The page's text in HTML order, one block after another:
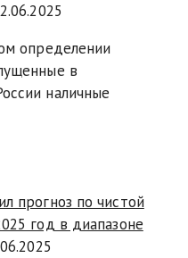
определении
в
наличные
прогноз по чистой
год в диапазоне